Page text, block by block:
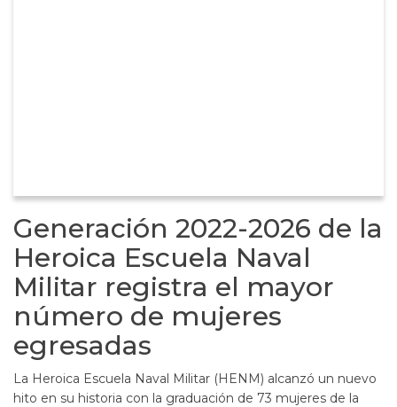
Generación 2022-2026 de la
Heroica Escuela Naval
Militar registra el mayor
número de mujeres
egresadas
La Heroica Escuela Naval Militar (HENM) alcanzó un nuevo
hito en su historia con la graduación de 73 mujeres de la